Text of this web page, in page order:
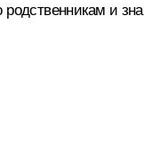
родственникам и